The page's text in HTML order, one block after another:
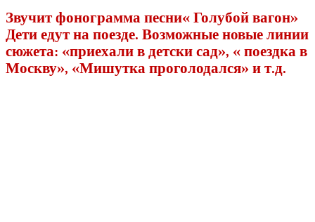
Звучит фонограмма песни« Голубой вагон»
Дети едут на поезде. Возможные новые линии
сюжета: «приехали в детски сад», « поездка в
Москву», «Мишутка проголодался» и т.д.